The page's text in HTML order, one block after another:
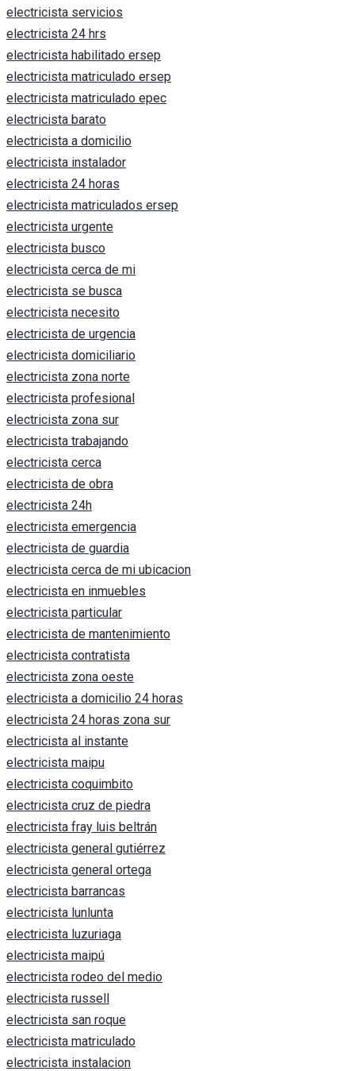
electricista servicios
electricista 24 hrs
electricista habilitado ersep
electricista matriculado ersep
electricista matriculado epec
electricista barato
electricista a domicilio
electricista instalador
electricista 24 horas
electricista matriculados ersep
electricista urgente
electricista busco
electricista cerca de mi
electricista se busca
electricista necesito
electricista de urgencia
electricista domiciliario
electricista zona norte
electricista profesional
electricista zona sur
electricista trabajando
electricista cerca
electricista de obra
electricista 24h
electricista emergencia
electricista de guardia
electricista cerca de mi ubicacion
electricista en inmuebles
electricista particular
electricista de mantenimiento
electricista contratista
electricista zona oeste
electricista a domicilio 24 horas
electricista 24 horas zona sur
electricista al instante
electricista maipu
electricista coquimbito
electricista cruz de piedra
electricista fray luis beltrán
electricista general gutiérrez
electricista general ortega
electricista barrancas
electricista lunlunta
electricista luzuriaga
electricista maipú
electricista rodeo del medio
electricista russell
electricista san roque
electricista matriculado
electricista instalacion